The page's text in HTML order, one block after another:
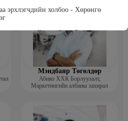
эрхлэгчдийн холбоо - Хөрөнгө
эрхлэгчдийн холбоо - Брокер
даатгал – Нөхөн төлбөрийн
Группийн борлуулалтын хяналт
CRM - ийн хэлтсийн захирал
Мэндбаяр Төгөлдөр
Абико ХХК Борлуулалт,
Маркетингийн албаны захирал